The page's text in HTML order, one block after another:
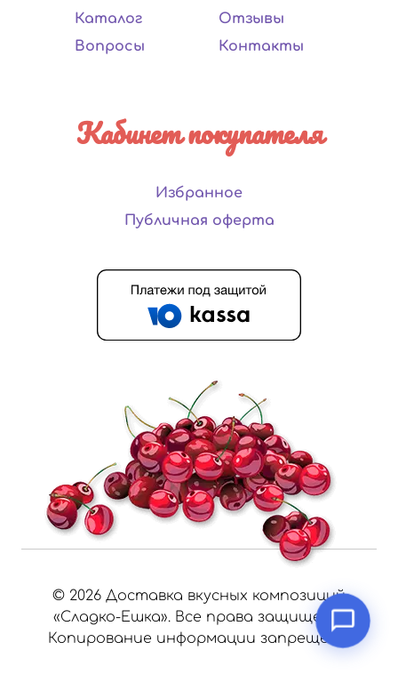
Каталог
Вопросы
Отзывы
Контакты
Кабинет покупателя
Избранное
Публичная оферта
© 2026 Доставка вкусных композиций
«Сладко-Ешка». Все права защищены.
Копирование информации запрещено.